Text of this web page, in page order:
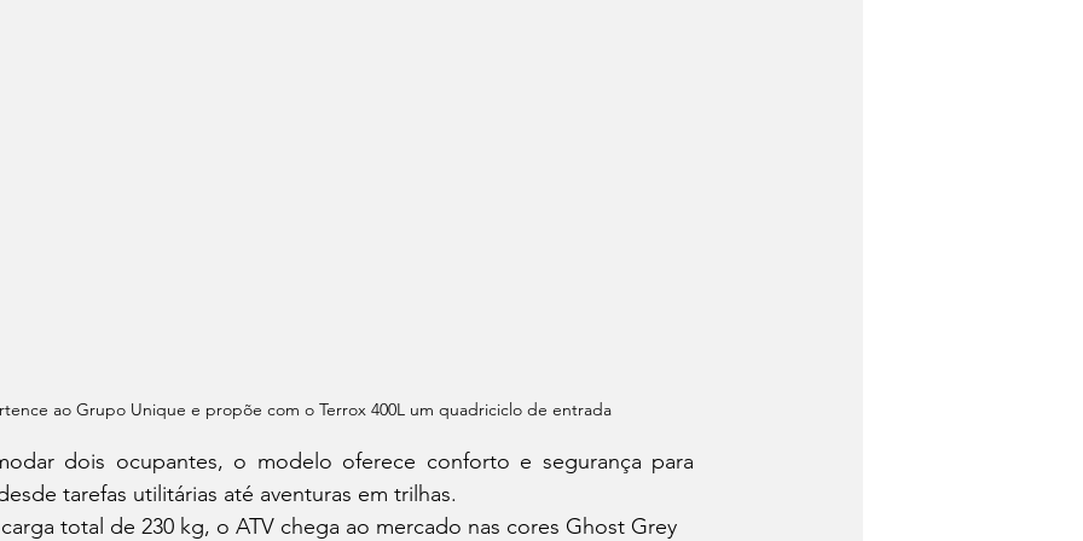
ao Grupo Unique e propõe com o Terrox 400L um quadriciclo de entrada
dois ocupantes, o modelo oferece conforto e segurança para
tarefas utilitárias até aventuras em trilhas.
total de 230 kg, o ATV chega ao mercado nas cores Ghost Grey